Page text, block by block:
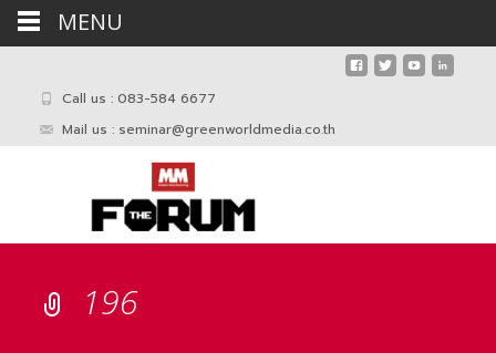
Call us : 083-584 6677
Mail us : seminar@greenworldmedia.co.th
196
MENU